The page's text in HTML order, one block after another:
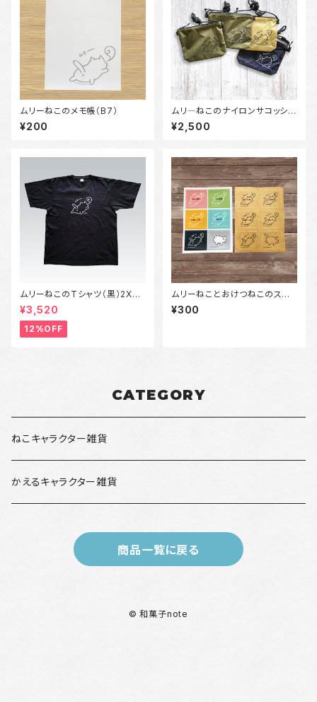
ムリーねこのメモ帳（B7）
¥200
ムリ―ねこのナイロンサコッシュ
（ネイビー/サンドカーキ/オリー
ブ）
¥2,500
ムリーねこのTシャツ（黒）2XL
サイズ～3XLサイズ
¥3,520
12%OFF
ムリーねことおけつねこのステッ
カー
¥300
CATEGORY
ねこキャラクター雑貨
かえるキャラクター雑貨
商品一覧に戻る
© 和菓子note